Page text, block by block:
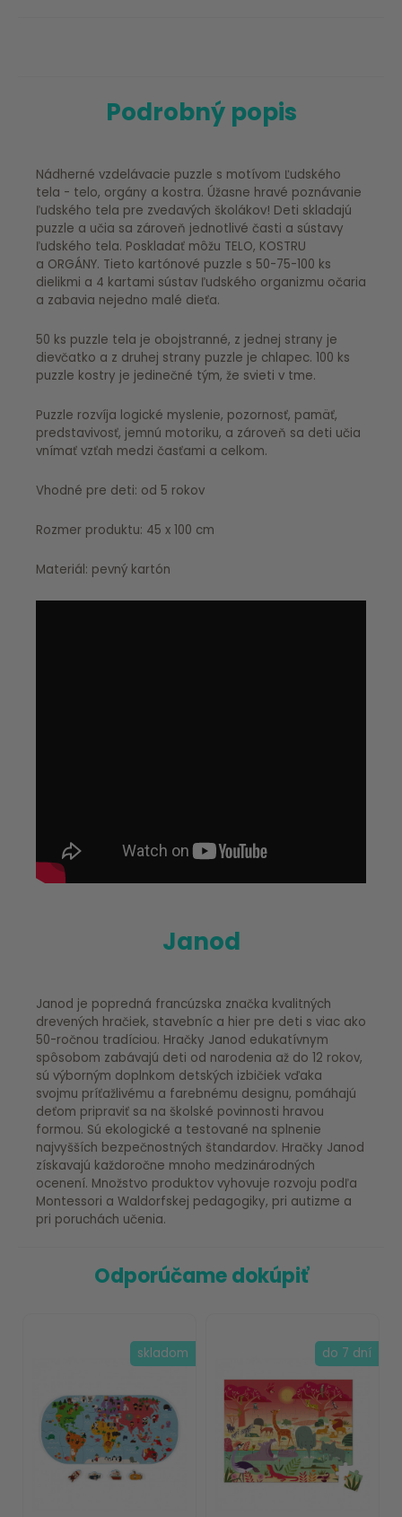
Podrobný popis
Nádherné vzdelávacie puzzle s motívom Ľudského
tela - telo, orgány a kostra. Úžasne hravé poznávanie
ľudského tela pre zvedavých školákov! Deti skladajú
puzzle a učia sa zároveň jednotlivé časti a sústavy
ľudského tela. Poskladať môžu TELO, KOSTRU
a ORGÁNY. Tieto kartónové puzzle s 50-75-100 ks
dielikmi a 4 kartami sústav ľudského organizmu očaria
a zabavia nejedno malé dieťa.
50 ks puzzle tela je obojstranné, z jednej strany je
dievčatko a z druhej strany puzzle je chlapec. 100 ks
puzzle kostry je jedinečné tým, že svieti v tme.
Puzzle rozvíja logické myslenie, pozornosť, pamäť,
predstavivosť, jemnú motoriku, a zároveň sa deti učia
vnímať vzťah medzi časťami a celkom.
Vhodné pre deti: od 5 rokov
Rozmer produktu: 45 x 100 cm
Materiál: pevný kartón
Janod
Janod je popredná francúzska značka kvalitných
drevených hračiek, stavebníc a hier pre deti s viac ako
50-ročnou tradíciou. Hračky Janod edukatívnym
spôsobom zabávajú deti od narodenia až do 12 rokov,
sú výborným doplnkom detských izbičiek vďaka
svojmu príťažlivému a farebnému designu, pomáhajú
deťom pripraviť sa na školské povinnosti hravou
formou. Sú ekologické a testované na splnenie
najvyšších bezpečnostných štandardov. Hračky Janod
získavajú každoročne mnoho medzinárodných
ocenení. Množstvo produktov vyhovuje rozvoju podľa
Montessori a Waldorfskej pedagogiky, pri autizme a
pri poruchách učenia.
Odporúčame dokúpiť
skladom do 7 dní